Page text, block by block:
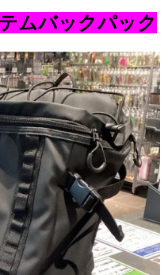
ムバックパック